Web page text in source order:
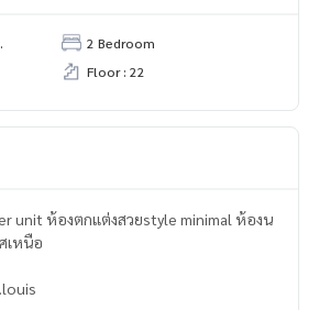
2 Bedroom
Floor : 22
unit ห้องตกแต่งสวยstyle minimal ห้องน
เหนือ